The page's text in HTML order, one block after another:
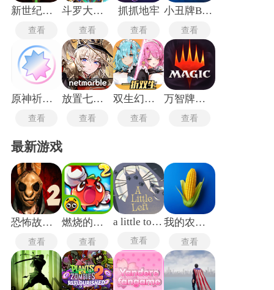
新世纪福音战士破晓
查看
斗罗大陆逆转时空
查看
抓抓地牢
查看
小丑牌Balatro安卓版
查看
原神祈愿模拟器
查看
放置七骑士
查看
双生幻想手机版
查看
万智牌竞技场
查看
最新游戏
恐怖故事2萨曼莎
查看
燃烧的蔬菜2老版本
查看
a little to the left
查看
我的农场无广告版
查看